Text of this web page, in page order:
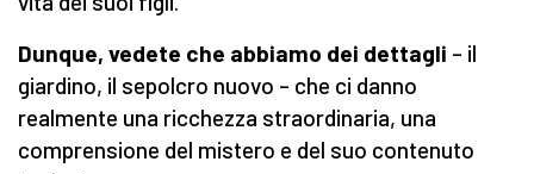
Dunque, vedete che abbiamo dei dettagli – il
giardino, il sepolcro nuovo – che ci danno
realmente una ricchezza straordinaria, una
comprensione del mistero e del suo contenuto